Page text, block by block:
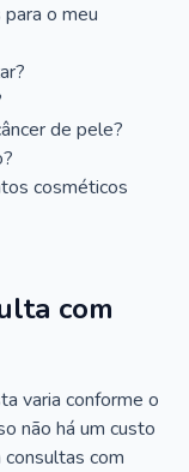
o meu
de pele?
cosméticos
com
varia conforme o
não há um custo
com